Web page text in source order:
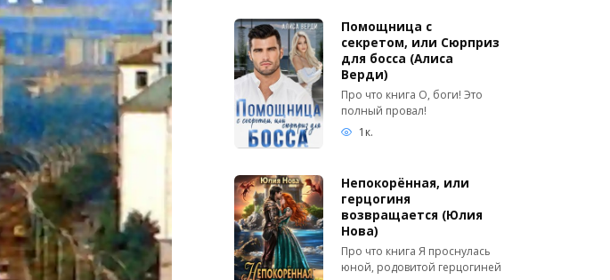
Помощница с
секретом, или Сюрприз
для босса (Алиса
Верди)
Про что книга О, боги! Это
полный провал!
1к.
Непокорённая, или
герцогиня
возвращается (Юлия
Нова)
Про что книга Я проснулась
юной, родовитой герцогиней